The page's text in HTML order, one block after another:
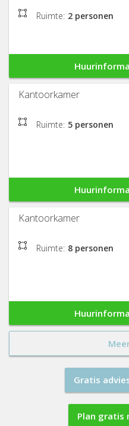
Ruimte: 2 personen
Kantoorkamer
Ruimte: 5 personen
Kantoorkamer
Ruimte: 8 personen
Gratis
Plan gratis